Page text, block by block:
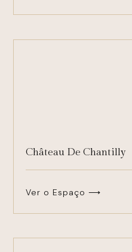
Château De Chantilly
Ver o Espaço ⟶